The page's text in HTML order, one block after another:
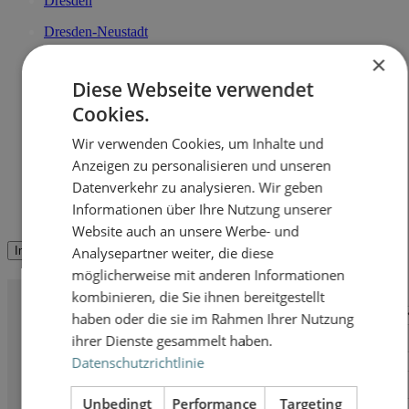
Dresden-Neustadt
Dresden-Johannstadt
Radebeul
Kontakt
Immer auf dem neusten Stand mit dem HBH Immobilien Newsletter
Vorname
Nachname
×
Diese Webseite verwendet
Cookies.
Wir verwenden Cookies, um Inhalte und
Anzeigen zu personalisieren und unseren
Datenverkehr zu analysieren. Wir geben
Informationen über Ihre Nutzung unserer
Website auch an unsere Werbe- und
Analysepartner weiter, die diese
möglicherweise mit anderen Informationen
kombinieren, die Sie ihnen bereitgestellt
haben oder die sie im Rahmen Ihrer Nutzung
ihrer Dienste gesammelt haben.
Datenschutzrichtlinie
Unbedingt
Performance Targeting